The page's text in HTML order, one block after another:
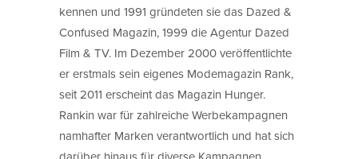
kennen und 1991 gründeten sie das Dazed &
Confused Magazin, 1999 die Agentur Dazed
Film & TV. Im Dezember 2000 veröffentlichte
er erstmals sein eigenes Modemagazin Rank,
seit 2011 erscheint das Magazin Hunger.
Rankin war für zahlreiche Werbekampagnen
namhafter Marken verantwortlich und hat sich